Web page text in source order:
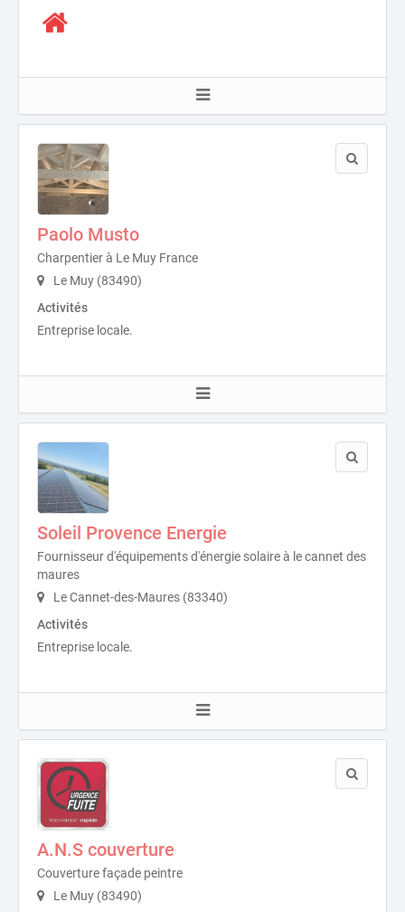
Paolo Musto
Charpentier à Le Muy France
Le Muy (83490)
Activités
Entreprise locale.
Soleil Provence Energie
Fournisseur d'équipements d'énergie solaire à le cannet des
maures
Le Cannet-des-Maures (83340)
Activités
Entreprise locale.
A.N.S couverture
Couverture façade peintre
Le Muy (83490)